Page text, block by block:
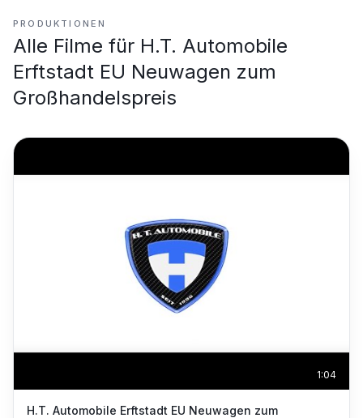
PRODUKTIONEN
Alle Filme für H.T. Automobile
Erftstadt EU Neuwagen zum
Großhandelspreis
1:04
H.T. Automobile Erftstadt EU Neuwagen zum